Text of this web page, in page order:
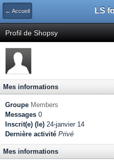
← Accueil LS
Profil de Shopsy
Mes informations
Groupe Members
Messages 0
Inscrit(e) (le) 24-janvier 14
Dernière activité Privé
Mes informations